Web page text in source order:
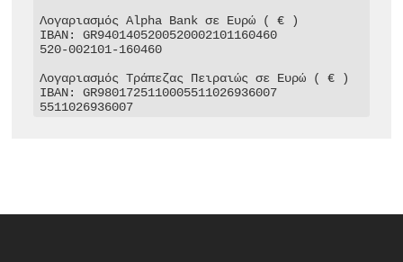
Λογαριασμός Alpha Bank σε Ευρώ ( € )
IBAN: GR9401405200520002101160460
520-002101-160460
Λογαριασμός Τράπεζας Πειραιώς σε Ευρώ ( € )
IBAN: GR9801725110005511026936007
5511026936007